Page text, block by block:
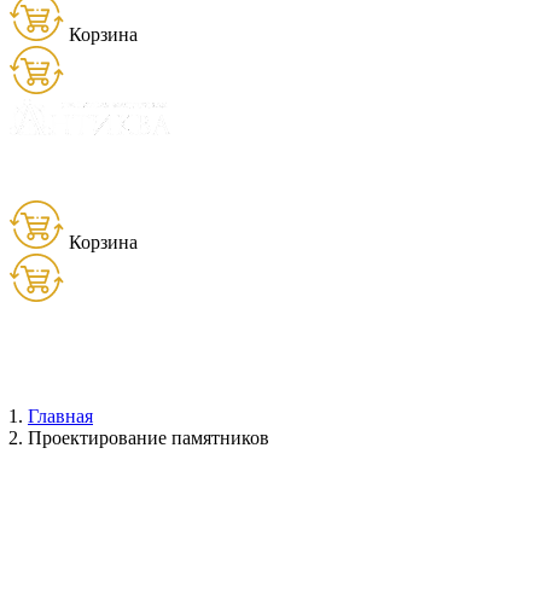
Корзина
Корзина
Главная
Проектирование памятников